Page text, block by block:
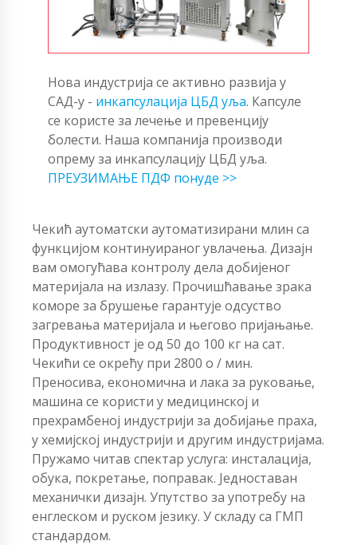
Нова индустрија се активно развија у
САД-у - инкапсулација ЦБД уља. Капсуле
се користе за лечење и превенцију
болести. Наша компанија производи
опрему за инкапсулацију ЦБД уља.
ПРЕУЗИМАЊЕ ПДФ понуде >>
Чекић аутоматски аутоматизирани млин са
функцијом континуираног увлачења. Дизајн
вам омогућава контролу дела добијеног
материјала на излазу. Прочишћавање зрака
коморе за брушење гарантује одсуство
загревања материјала и његово пријањање.
Продуктивност је од 50 до 100 кг на сат.
Чекићи се окрећу при 2800 о / мин.
Преносива, економична и лака за руковање,
машина се користи у медицинској и
прехрамбеној индустрији за добијање праха,
у хемијској индустрији и другим индустријама.
Пружамо читав спектар услуга: инсталација,
обука, покретање, поправак. Једноставан
механички дизајн. Упутство за употребу на
енглеском и руском језику. У складу са ГМП
стандардом.